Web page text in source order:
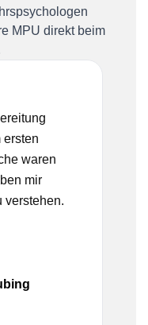
MPU direkt beim
ersten
waren
mir
verstehen.